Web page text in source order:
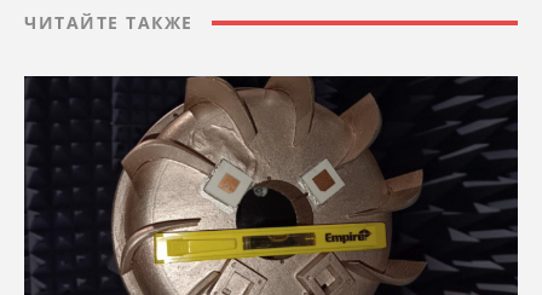
ЧИТАЙТЕ ТАКЖЕ